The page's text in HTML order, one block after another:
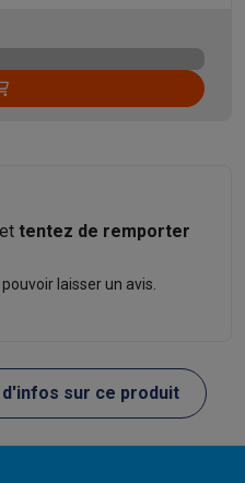
tentez de remporter
laisser un avis.
sur ce produit